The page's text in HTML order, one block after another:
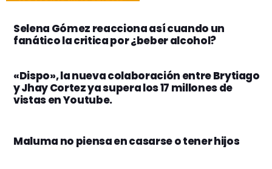
Selena Gómez reacciona así cuando un
fanático la critica por ¿beber alcohol?
«Dispo», la nueva colaboración entre Brytiago
y Jhay Cortez ya supera los 17 millones de
vistas en Youtube.
Maluma no piensa en casarse o tener hijos